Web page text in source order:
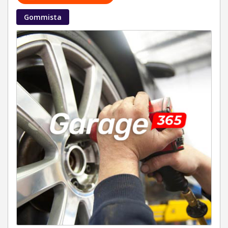
Gommista